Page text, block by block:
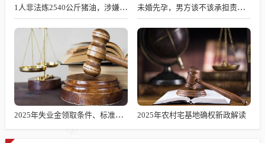
1人非法炼2540公斤猪油，涉嫌何罪？ 未婚先孕，男方该不该承担责任？
2025年失业金领取条件、标准及发放时长解析 2025年农村宅基地确权新政解读